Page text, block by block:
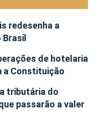
redesenha a
de hotelaria
a Constituição
tributária do
passarão a valer